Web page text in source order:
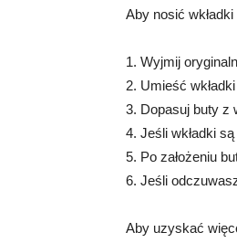
Aby nosić
1. Wyjmij
2. Umieść
3. Dopasuj buty z
4. Jeśli wkładki
5. Po założeniu
6. Jeśli
Aby uzyskać